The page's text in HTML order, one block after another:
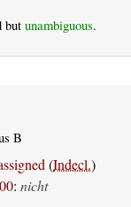
but unambiguous.
B
(Indecl.)
: nicht